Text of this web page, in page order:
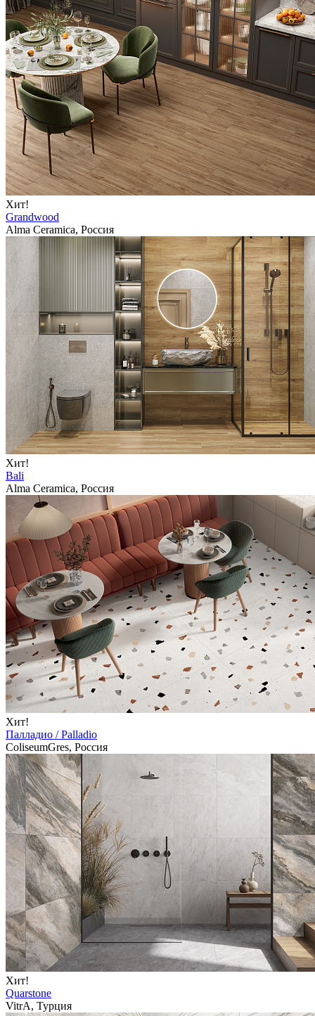
Хит!
Grandwood
Alma Ceramica, Россия
Хит!
Bali
Alma Ceramica, Россия
Хит!
Палладио / Palladio
ColiseumGres, Россия
Хит!
Quarstone
VitrA, Турция